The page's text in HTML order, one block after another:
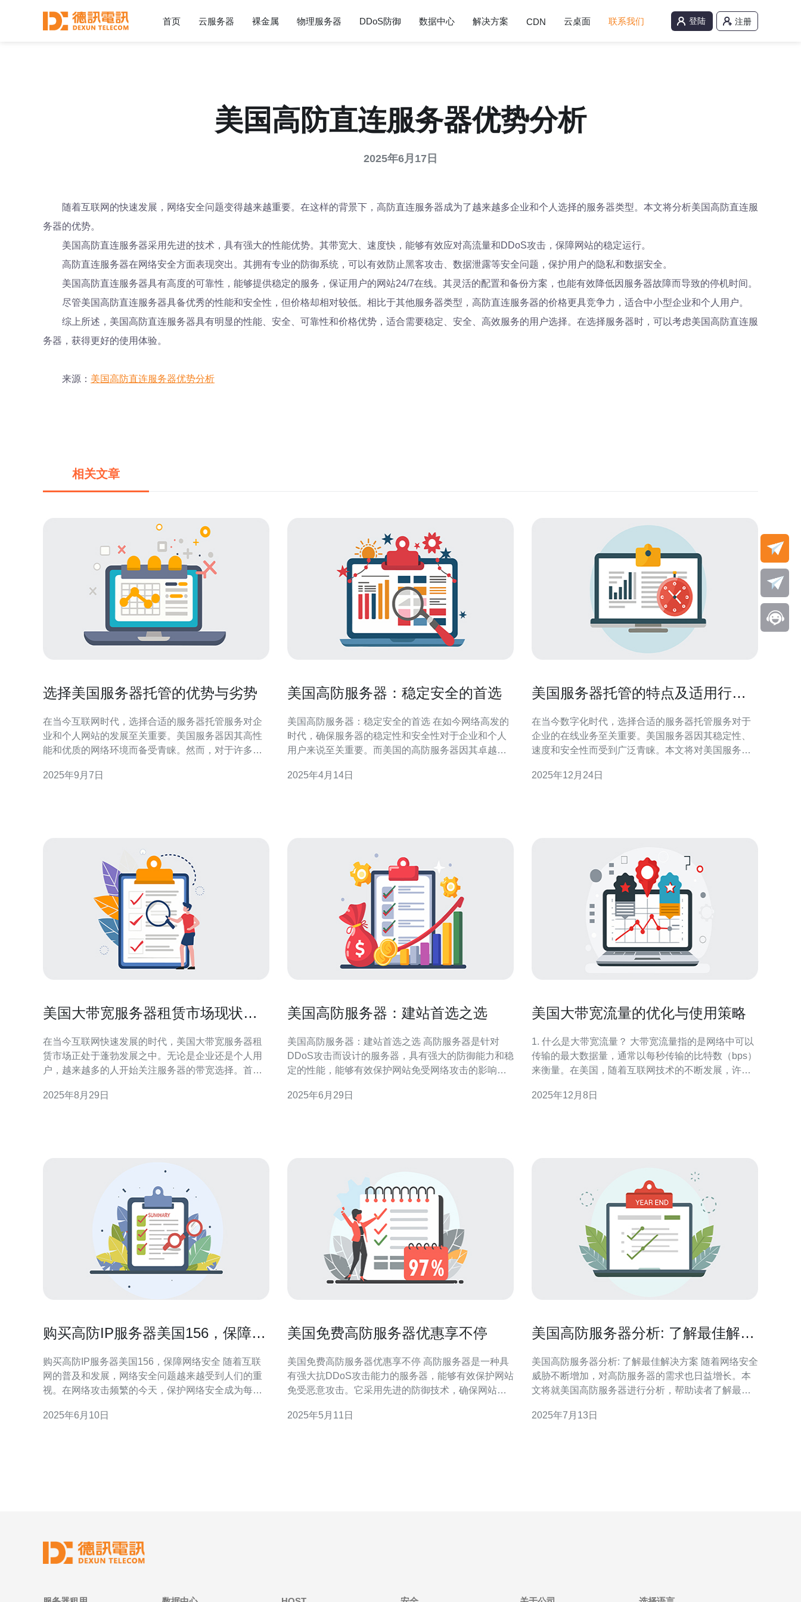
首页 云服务器 裸金属 物理服务器 DDoS防御 数据中心 解决方案 CDN 云桌面 联系我们 登陆 注册
美国高防直连服务器优势分析
2025年6月17日
随着互联网的快速发展，网络安全问题变得越来越重要。在这样的背景下，高防直连服务器成为了越来越多企业和个人选择的服务器类型。本文将分析美国高防直连服
务器的优势。
美国高防直连服务器采用先进的技术，具有强大的性能优势。其带宽大、速度快，能够有效应对高流量和DDoS攻击，保障网站的稳定运行。
高防直连服务器在网络安全方面表现突出。其拥有专业的防御系统，可以有效防止黑客攻击、数据泄露等安全问题，保护用户的隐私和数据安全。
美国高防直连服务器具有高度的可靠性，能够提供稳定的服务，保证用户的网站24/7在线。其灵活的配置和备份方案，也能有效降低因服务器故障而导致的停机时间。
尽管美国高防直连服务器具备优秀的性能和安全性，但价格却相对较低。相比于其他服务器类型，高防直连服务器的价格更具竞争力，适合中小型企业和个人用户。
综上所述，美国高防直连服务器具有明显的性能、安全、可靠性和价格优势，适合需要稳定、安全、高效服务的用户选择。在选择服务器时，可以考虑美国高防直连服
务器，获得更好的使用体验。
来源： 美国高防直连服务器优势分析
相关文章
选择美国服务器托管的优势与劣势
在当今互联网时代，选择合适的服务器托管服务对企
业和个人网站的发展至关重要。美国服务器因其高性
能和优质的网络环境而备受青睐。然而，对于许多用
与劣势的考量。本文将深入探讨这些因素，帮助读者
2025年9月7日
美国高防服务器：稳定安全的首选
美国高防服务器：稳定安全的首选 在如今网络高发的
时代，确保服务器的稳定性和安全性对于企业和个人
用户来说至关重要。而美国的高防服务器因其卓越的
服务器是一种具有强大防御能力的服务器，能够有效
2025年4月14日
美国服务器托管的特点及适用行业
在当今数字化时代，选择合适的服务器托管服务对于
企业的在线业务至关重要。美国服务器因其稳定性、
速度和安全性而受到广泛青睐。本文将对美国服务器
美国服务器托管的一个显著特点是其高可靠性。许多
2025年12月24日
美国大带宽服务器租赁市场现状及
在当今互联网快速发展的时代，美国大带宽服务器租
赁市场正处于蓬勃发展之中。无论是企业还是个人用
户，越来越多的人开始关注服务器的带宽选择。首
输速度和稳定性，满足日益增长的流量需求；其次，
2025年8月29日
美国高防服务器：建站首选之选
美国高防服务器：建站首选之选 高防服务器是针对
DDoS攻击而设计的服务器，具有强大的防御能力和稳
定的性能，能够有效保护网站免受网络攻击的影响。
先进的技术支持，美国高防服务器具有稳定的网络连
2025年6月29日
美国大带宽流量的优化与使用策略
1. 什么是大带宽流量？ 大带宽流量指的是网络中可以
传输的最大数据量，通常以每秒传输的比特数（bps）
来衡量。在美国，随着互联网技术的不断发展，许多
高容量的需求。这种流量对于视频流媒体、在线游戏
2025年12月8日
购买高防IP服务器美国156，保障网
购买高防IP服务器美国156，保障网络安全 随着互联
网的普及和发展，网络安全问题越来越受到人们的重
视。在网络攻击频繁的今天，保护网络安全成为每个
络安全的一种重要方式，而美国156地区的高防IP服务
2025年6月10日
美国免费高防服务器优惠享不停
美国免费高防服务器优惠享不停 高防服务器是一种具
有强大抗DDoS攻击能力的服务器，能够有效保护网站
免受恶意攻击。它采用先进的防御技术，确保网站稳
免费高防服务器优惠活动。只需在特定时间内注册，
2025年5月11日
美国高防服务器分析: 了解最佳解决
美国高防服务器分析: 了解最佳解决方案 随着网络安全
威胁不断增加，对高防服务器的需求也日益增长。本
文将就美国高防服务器进行分析，帮助读者了解最佳
2025年7月13日